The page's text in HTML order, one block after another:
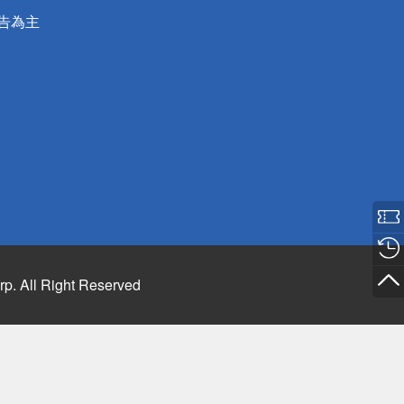
為主
All Right Reserved